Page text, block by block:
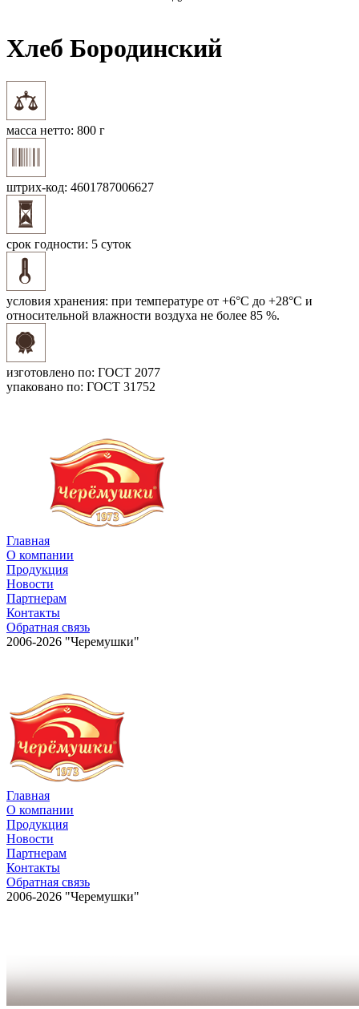
Хлеб Бородинский
масса нетто: 800 г
штрих-код: 4601787006627
срок годности: 5 суток
условия хранения: при температуре от +6°С до +28°С и
относительной влажности воздуха не более 85 %.
изготовлено по: ГОСТ 2077
упаковано по: ГОСТ 31752
Главная
О компании
Продукция
Новости
Партнерам
Контакты
Обратная связь
2006-2026 "Черемушки"
Главная
О компании
Продукция
Новости
Партнерам
Контакты
Обратная связь
2006-2026 "Черемушки"